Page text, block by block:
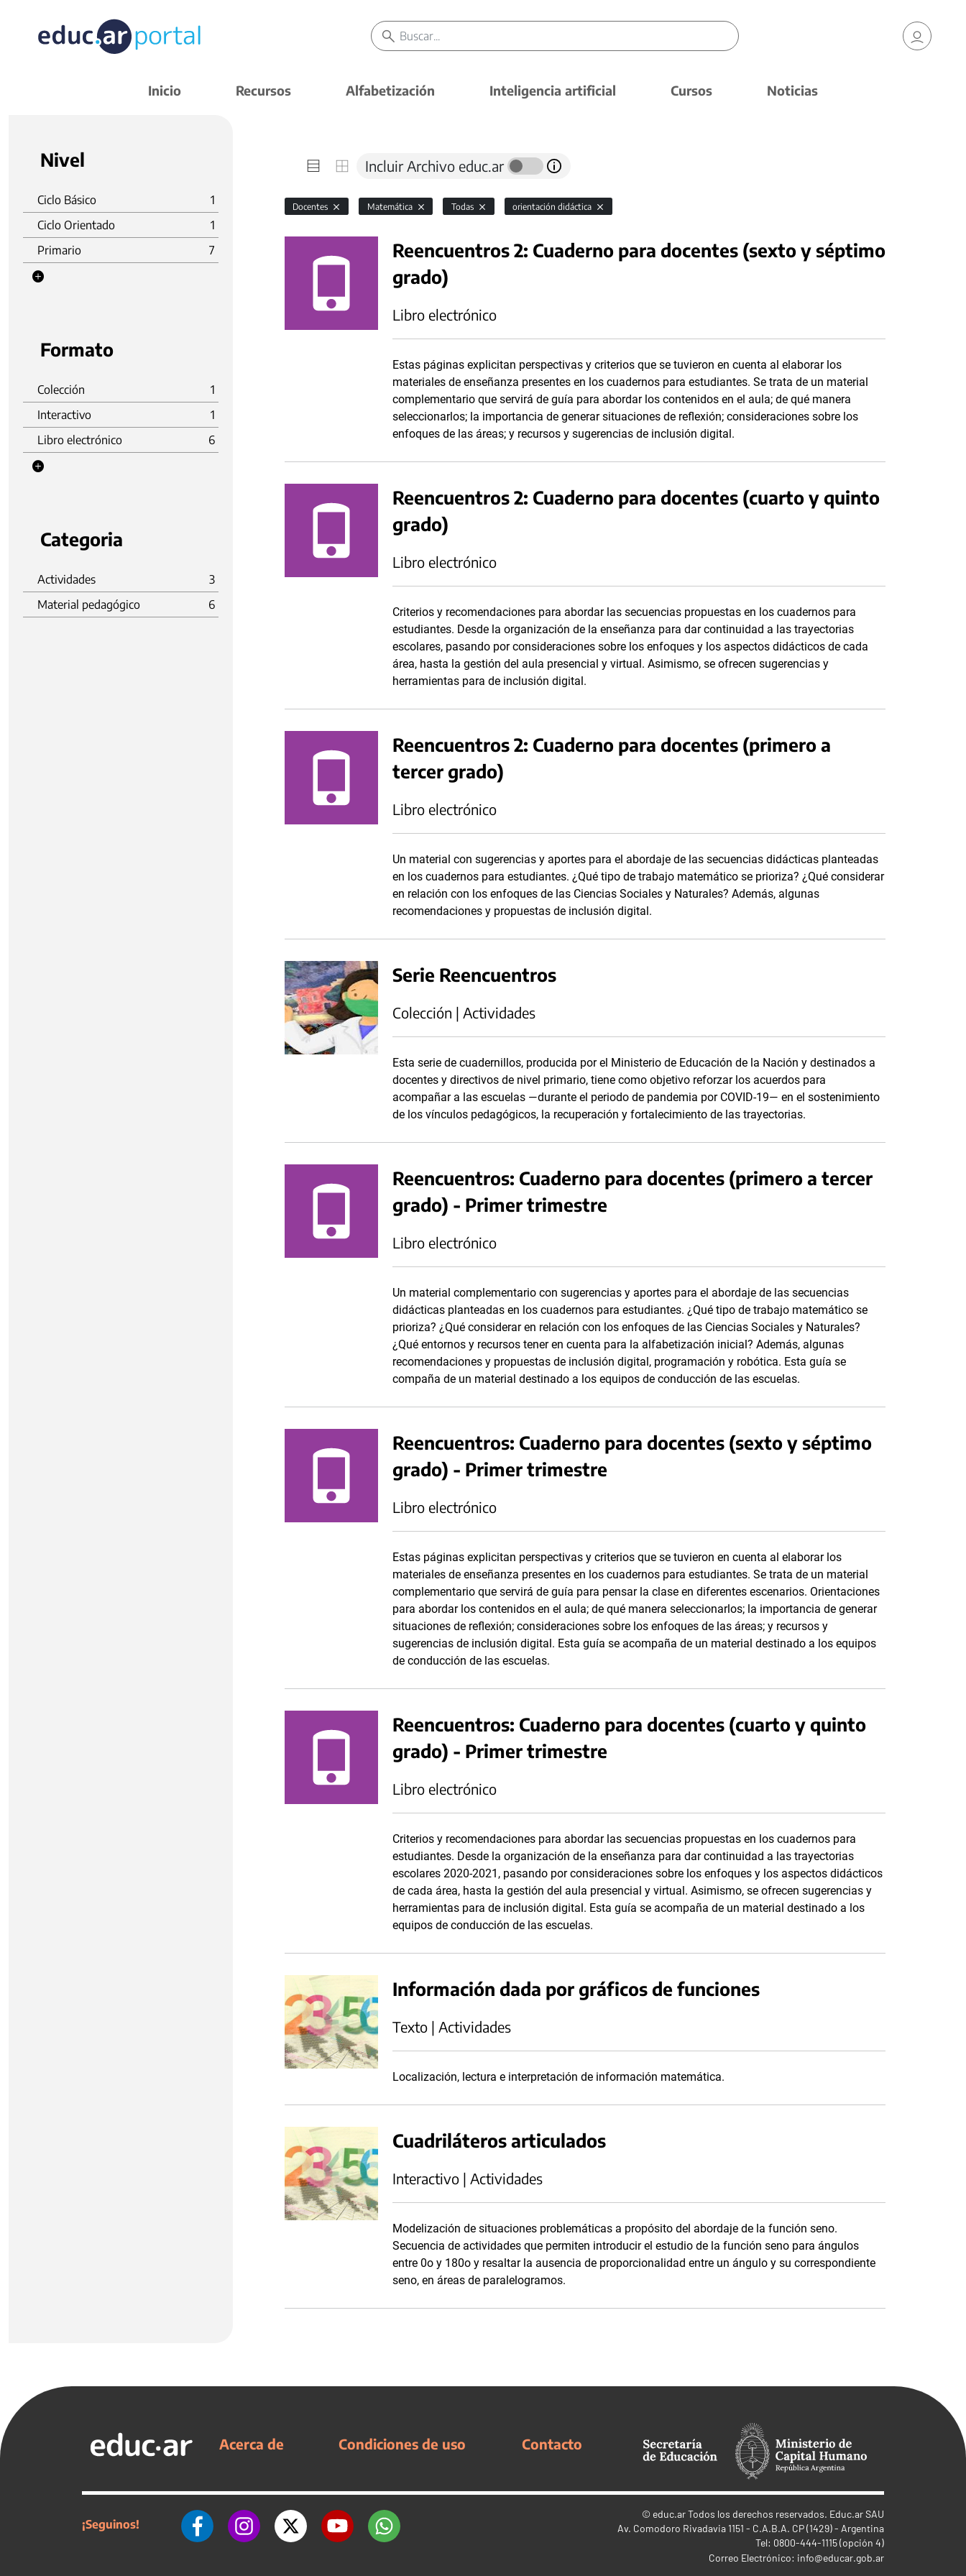
Inicio Recursos Alfabetización Inteligencia artificial Cursos Noticias
Nivel
Ciclo Básico
1
Ciclo Orientado
1
Primario
7
Formato
Colección
1
Interactivo
1
Libro electrónico
6
Categoria
Actividades
3
Material pedagógico
6
Incluir Archivo educ.ar
Docentes Matemática Todas orientación didáctica
Reencuentros 2: Cuaderno para docentes (sexto y séptimo
grado)
Libro electrónico
Estas páginas explicitan perspectivas y criterios que se tuvieron en cuenta al elaborar los
materiales de enseñanza presentes en los cuadernos para estudiantes. Se trata de un material
complementario que servirá de guía para abordar los contenidos en el aula; de qué manera
seleccionarlos; la importancia de generar situaciones de reflexión; consideraciones sobre los
enfoques de las áreas; y recursos y sugerencias de inclusión digital.
Reencuentros 2: Cuaderno para docentes (cuarto y quinto
grado)
Libro electrónico
Criterios y recomendaciones para abordar las secuencias propuestas en los cuadernos para
estudiantes. Desde la organización de la enseñanza para dar continuidad a las trayectorias
escolares, pasando por consideraciones sobre los enfoques y los aspectos didácticos de cada
área, hasta la gestión del aula presencial y virtual. Asimismo, se ofrecen sugerencias y
herramientas para de inclusión digital.
Reencuentros 2: Cuaderno para docentes (primero a
tercer grado)
Libro electrónico
Un material con sugerencias y aportes para el abordaje de las secuencias didácticas planteadas
en los cuadernos para estudiantes. ¿Qué tipo de trabajo matemático se prioriza? ¿Qué considerar
en relación con los enfoques de las Ciencias Sociales y Naturales? Además, algunas
recomendaciones y propuestas de inclusión digital.
Serie Reencuentros
Colección | Actividades
Esta serie de cuadernillos, producida por el Ministerio de Educación de la Nación y destinados a
docentes y directivos de nivel primario, tiene como objetivo reforzar los acuerdos para
acompañar a las escuelas —durante el periodo de pandemia por COVID-19— en el sostenimiento
de los vínculos pedagógicos, la recuperación y fortalecimiento de las trayectorias.
Reencuentros: Cuaderno para docentes (primero a tercer
grado) - Primer trimestre
Libro electrónico
Un material complementario con sugerencias y aportes para el abordaje de las secuencias
didácticas planteadas en los cuadernos para estudiantes. ¿Qué tipo de trabajo matemático se
prioriza? ¿Qué considerar en relación con los enfoques de las Ciencias Sociales y Naturales?
¿Qué entornos y recursos tener en cuenta para la alfabetización inicial? Además, algunas
recomendaciones y propuestas de inclusión digital, programación y robótica. Esta guía se
compaña de un material destinado a los equipos de conducción de las escuelas.
Reencuentros: Cuaderno para docentes (sexto y séptimo
grado) - Primer trimestre
Libro electrónico
Estas páginas explicitan perspectivas y criterios que se tuvieron en cuenta al elaborar los
materiales de enseñanza presentes en los cuadernos para estudiantes. Se trata de un material
complementario que servirá de guía para pensar la clase en diferentes escenarios. Orientaciones
para abordar los contenidos en el aula; de qué manera seleccionarlos; la importancia de generar
situaciones de reflexión; consideraciones sobre los enfoques de las áreas; y recursos y
sugerencias de inclusión digital. Esta guía se acompaña de un material destinado a los equipos
de conducción de las escuelas.
Reencuentros: Cuaderno para docentes (cuarto y quinto
grado) - Primer trimestre
Libro electrónico
Criterios y recomendaciones para abordar las secuencias propuestas en los cuadernos para
estudiantes. Desde la organización de la enseñanza para dar continuidad a las trayectorias
escolares 2020-2021, pasando por consideraciones sobre los enfoques y los aspectos didácticos
de cada área, hasta la gestión del aula presencial y virtual. Asimismo, se ofrecen sugerencias y
herramientas para de inclusión digital. Esta guía se acompaña de un material destinado a los
equipos de conducción de las escuelas.
Información dada por gráficos de funciones
Texto | Actividades
Localización, lectura e interpretación de información matemática.
Cuadriláteros articulados
Interactivo | Actividades
Modelización de situaciones problemáticas a propósito del abordaje de la función seno.
Secuencia de actividades que permiten introducir el estudio de la función seno para ángulos
entre 0o y 180o y resaltar la ausencia de proporcionalidad entre un ángulo y su correspondiente
seno, en áreas de paralelogramos.
Acerca de Condiciones de uso Contacto
¡Seguinos!
© educ.arTodos los derechos reservados. Educ.ar SAU
Av. Comodoro Rivadavia 1151 - C.A.B.A. CP (1429) - Argentina
Tel: 0800-444-1115 (opción 4)
Correo Electrónico: info@educar.gob.ar